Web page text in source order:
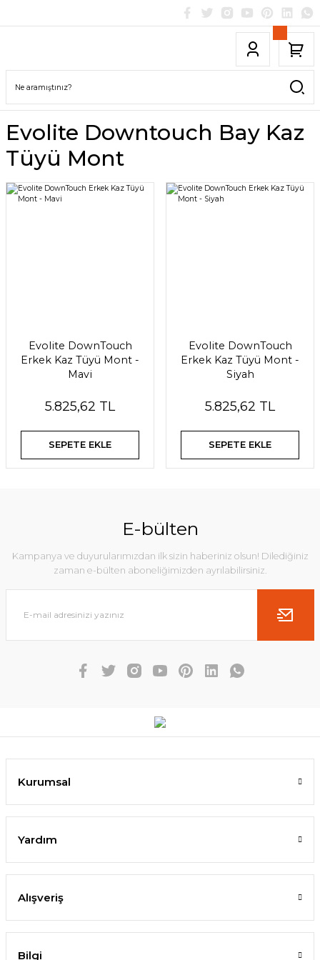
Evolite Downtouch Bay Kaz
Tüyü Mont
Evolite DownTouch
Erkek Kaz Tüyü Mont -
Mavi
5.825,62 TL
SEPETE EKLE
Evolite DownTouch
Erkek Kaz Tüyü Mont -
Siyah
5.825,62 TL
SEPETE EKLE
E-bülten
Kampanya ve duyurularımızdan ilk sizin haberiniz olsun! Dilediğiniz
zaman e-bülten aboneliğimizden ayrılabilirsiniz.
Kurumsal
Yardım
Alışveriş
Bilgi